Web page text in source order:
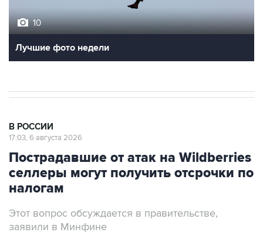
10
Лучшие фото недели
В РОССИИ
17:03, 6 августа 2026
Пострадавшие от атак на Wildberries
селлеры могут получить отсрочки по
налогам
Этот вопрос обсуждается в правительстве,
заявили в Минфине